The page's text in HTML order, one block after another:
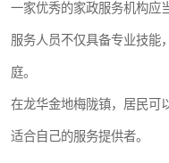
一家优秀的家政服务机构应
服务人员不仅具备专业技能
庭。
在龙华金地梅陇镇，居民可
适合自己的服务提供者。